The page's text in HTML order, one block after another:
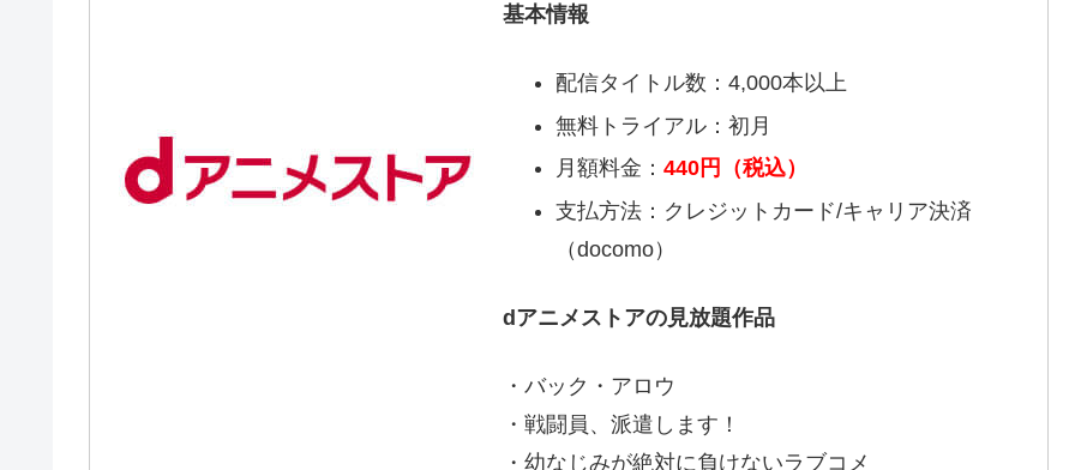
基本情報
配信タイトル数：4,000本以上
無料トライアル：初月
月額料金： 440円（税込）
支払方法：クレジットカード/キャリア決済
（docomo）
dアニメストアの見放題作品
・バック・アロウ
・戦闘員、派遣します！
・幼なじみが絶対に負けないラブコメ